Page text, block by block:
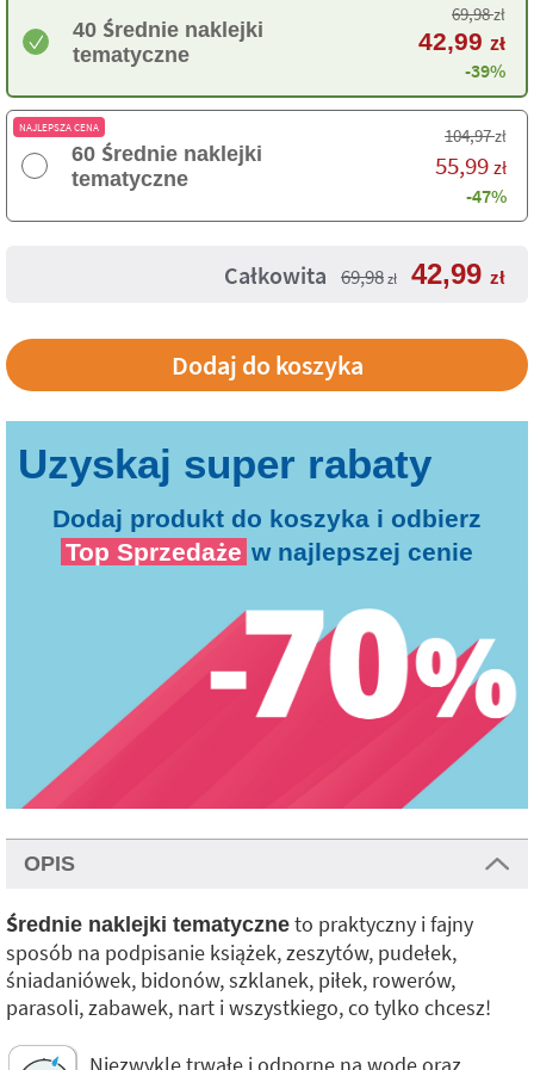
40 Średnie naklejki
tematyczne
69,98zł
42,99 zł
-39%
NAJLEPSZA CENA
60 Średnie naklejki
tematyczne
104,97zł
55,99 zł
-47%
Całkowita 69,98 zł 42,99 zł
Dodaj produkt do koszyka i odbierz
Top Sprzedaże w najlepszej cenie
OPIS
Średnie naklejki tematyczne to praktyczny i fajny
sposób na podpisanie książek, zeszytów, pudełek,
śniadaniówek, bidonów, szklanek, piłek, rowerów,
parasoli, zabawek, nart i wszystkiego, co tylko chcesz!